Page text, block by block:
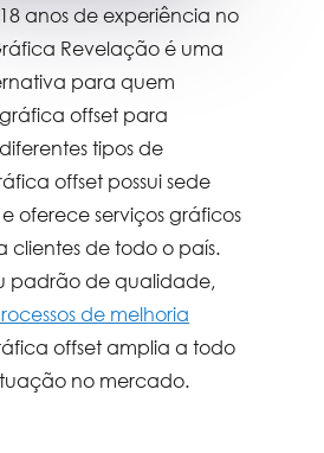
anos de experiência no
Revelação é uma
para quem
gráfica offset para
tipos de
offset possui sede
oferece serviços gráficos
clientes de todo o país.
padrão de qualidade,
de melhoria
offset amplia a todo
no mercado.